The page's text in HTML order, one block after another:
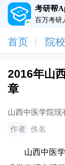
考研帮
百万考研
首页 院
2016年山
章
山西中医学院现
位硕士授权点
权点。学术学
作者 佚名
山西中医学